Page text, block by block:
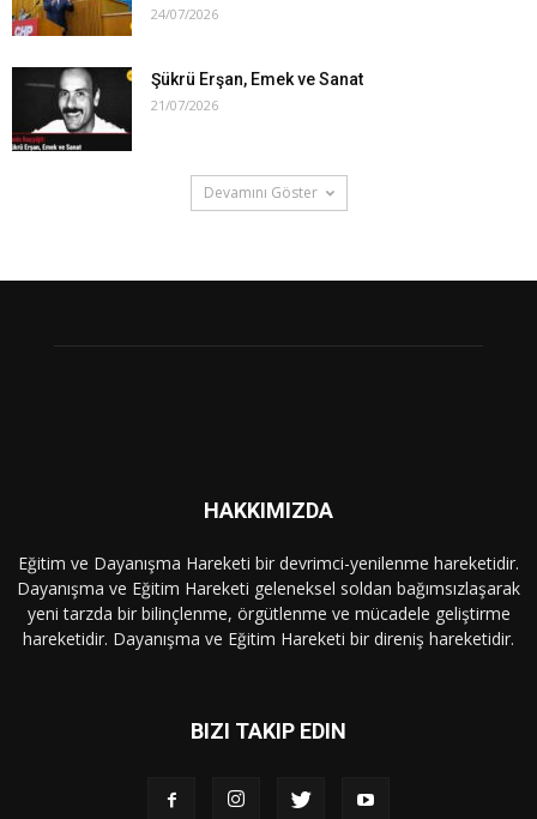
24/07/2026
Şükrü Erşan, Emek ve Sanat
21/07/2026
Devamını Göster
HAKKIMIZDA
Eğitim ve Dayanışma Hareketi bir devrimci-yenilenme hareketidir.
Dayanışma ve Eğitim Hareketi geleneksel soldan bağımsızlaşarak
yeni tarzda bir bilinçlenme, örgütlenme ve mücadele geliştirme
hareketidir. Dayanışma ve Eğitim Hareketi bir direniş hareketidir.
BIZI TAKIP EDIN